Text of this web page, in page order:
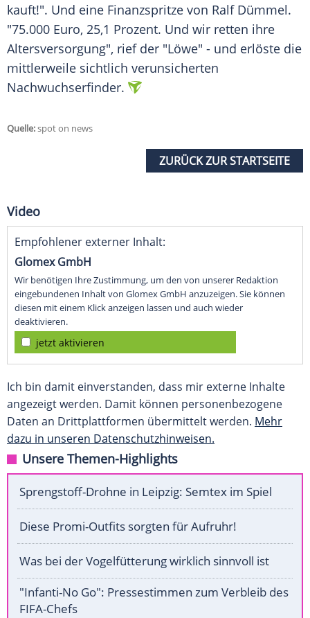
kauft!". Und eine Finanzspritze von Ralf Dümmel.
"75.000 Euro, 25,1 Prozent. Und wir retten ihre
Altersversorgung", rief der "Löwe" - und erlöste die
mittlerweile sichtlich verunsicherten
Nachwuchserfinder.
Quelle:spot on news
ZURÜCK ZUR STARTSEITE
Video
Empfohlener externer Inhalt:
Glomex GmbH
Wir benötigen Ihre Zustimmung, um den von unserer Redaktion
eingebundenen Inhalt von Glomex GmbH anzuzeigen. Sie können
diesen mit einem Klick anzeigen lassen und auch wieder
deaktivieren.
jetzt aktivieren
Ich bin damit einverstanden, dass mir externe Inhalte
angezeigt werden. Damit können personenbezogene
Daten an Drittplattformen übermittelt werden. Mehr
dazu in unseren Datenschutzhinweisen.
Unsere Themen-Highlights
Sprengstoff-Drohne in Leipzig: Semtex im Spiel
Diese Promi-Outfits sorgten für Aufruhr!
Was bei der Vogelfütterung wirklich sinnvoll ist
"Infanti-No Go": Pressestimmen zum Verbleib des
FIFA-Chefs